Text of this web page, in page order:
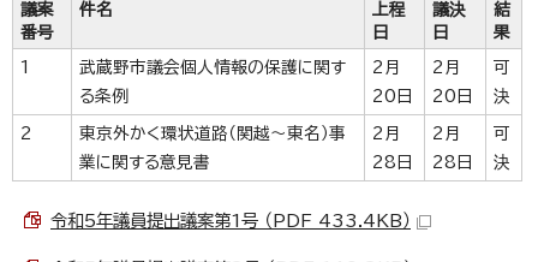
議案
番号
件名
上程
日
議決
日
結
果
1
武蔵野市議会個人情報の保護に関す
る条例
2月
20日
2月
20日
可
決
2
東京外かく環状道路（関越～東名）事
業に関する意見書
2月
28日
2月
28日
可
決
令和5年議員提出議案第1号 （PDF 433.4KB）